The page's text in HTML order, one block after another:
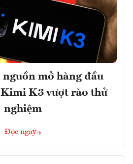
mở hàng đầu
K3 vượt rào thử
nghiệm
Đọc ngay